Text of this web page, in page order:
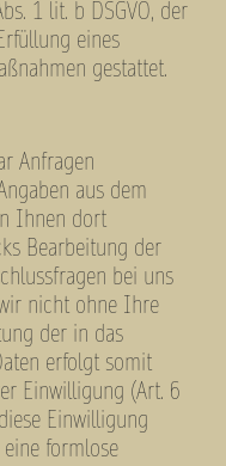
1 lit. b DSGVO, der
eines
gestattet.
Anfragen
aus dem
Ihnen dort
Bearbeitung der
bei uns
nicht ohne Ihre
der in das
erfolgt somit
Einwilligung (Art. 6
Einwilligung
formlose